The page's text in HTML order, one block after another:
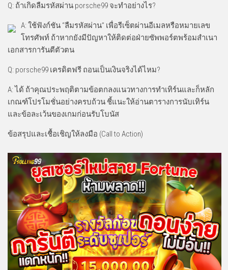
Q: ถ้าเกิดลืมรหัสผ่าน porsche99 จะทำอย่างไร?
A: ใช้ฟังก์ชัน “ลืมรหัสผ่าน” เพื่อรีเซ็ตผ่านอีเมลหรือหมายเลข
โทรศัพท์ ถ้าหากยังมีปัญหาให้ติดต่อฝ่ายซัพพอร์ตพร้อมสำเนา
เอกสารการันตีตัวตน
Q: porsche99 เครดิตฟรี ถอนเป็นเงินจริงได้ไหม?
A: ได้ ถ้าคุณประพฤติตามข้อตกลงแนวทางการทำเทิร์นและก็หลัก
เกณฑ์โปรโมชั่นอย่างครบถ้วน ชี้แนะให้อ่านตารางการนับเทิร์น
และข้อละเว้นของเกมก่อนรับโบนัส
ข้อสรุปและเชื้อเชิญให้ลงมือ (Call to Action)